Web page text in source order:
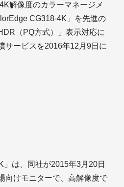
解像度のカラーマネージメ
CG318-4K」を先進の
（PQ方式）」表示対応に
サービスを2016年12月9日に
」は、同社が2015年3月20日
向けモニターで、高解像度で